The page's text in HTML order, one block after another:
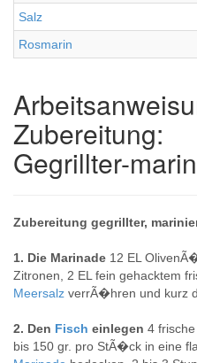
Salz
Rosmarin
Zubereitung:
Gegrillter-
Zubereitung gegrillter,
1. Die Marinade 12 EL
Zitronen, 2 EL fein gehacktem
Meersalz verrÃ�hren und kurz
2. Den Fisch einlegen 4
bis 150 gr. pro StÃ�ck in eine